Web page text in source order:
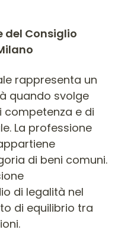
del Consiglio
rappresenta un
quando svolge
competenza e di
La professione
di beni comuni.
di legalità nel
di equilibrio tra